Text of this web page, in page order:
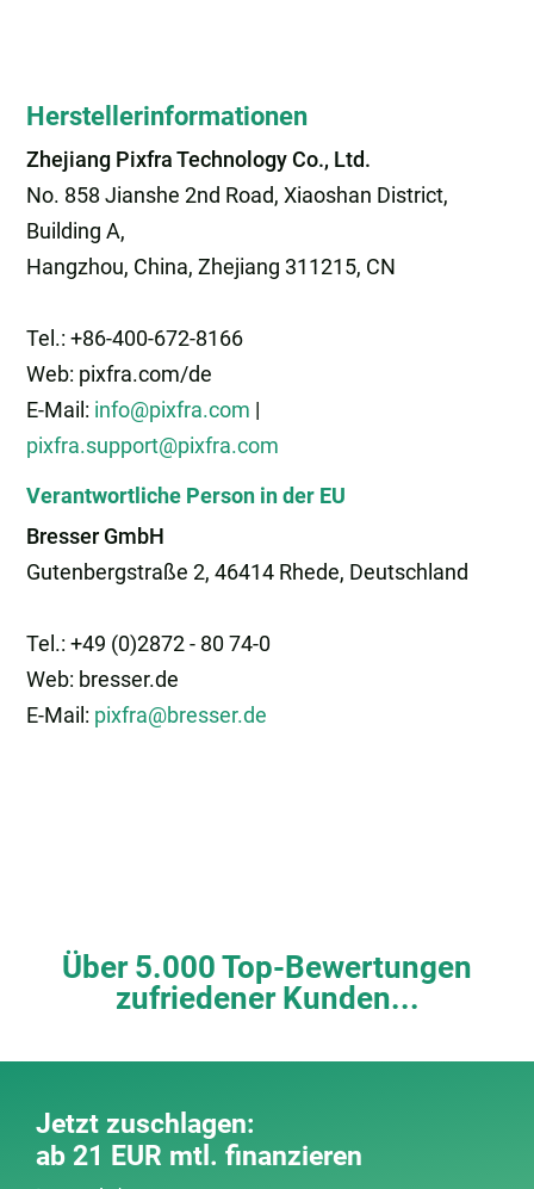
Herstellerinformationen
Zhejiang Pixfra Technology Co., Ltd.
No. 858 Jianshe 2nd Road, Xiaoshan District,
Building A,
Hangzhou, China, Zhejiang 311215, CN
Tel.: +86-400-672-8166
Web: pixfra.com/de
E-Mail: info@pixfra.com |
pixfra.support@pixfra.com
Verantwortliche Person in der EU
Bresser GmbH
Gutenbergstraße 2, 46414 Rhede, Deutschland
Tel.: +49 (0)2872 - 80 74-0
Web: bresser.de
E-Mail: pixfra@bresser.de
Über 5.000 Top-Bewertungen
zufriedener Kunden...
Jetzt zuschlagen:
ab 21 EUR mtl. finanzieren